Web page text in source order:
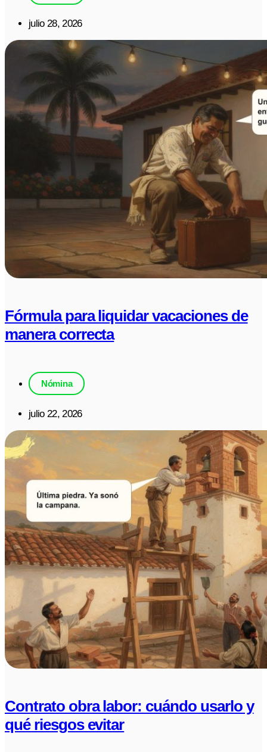
julio 28, 2026
Fórmula para liquidar vacaciones de
manera correcta
Nómina
julio 22, 2026
Contrato obra labor: cuándo usarlo y
qué riesgos evitar